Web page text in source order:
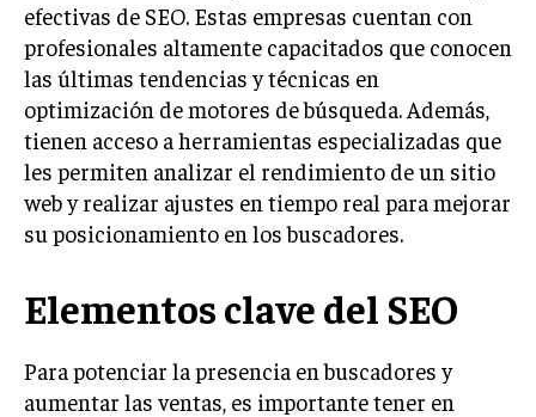
MARKETING DIGITAL
PUBLICIDAD
VENTAS Y PERSUASIÓN
GESTIÓN DE PRODUCTOS
COMUNICACIÓN CORPORATIVA
INVESTIGACIÓN DE MERCADO
GESTIÓN DE CLIENTES
efectivas de SEO. Estas empresas cuentan con
profesionales altamente capacitados que conocen
las últimas tendencias y técnicas en
optimización de motores de búsqueda. Además,
tienen acceso a herramientas especializadas que
les permiten analizar el rendimiento de un sitio
web y realizar ajustes en tiempo real para mejorar
su posicionamiento en los buscadores.
Elementos clave del SEO
Para potenciar la presencia en buscadores y
aumentar las ventas, es importante tener en